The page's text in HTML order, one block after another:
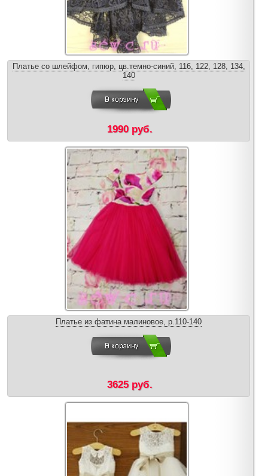
Платье со шлейфом, гипюр, цв.темно-синий, 116, 122, 128, 134,
140
1990 руб.
Платье из фатина малиновое, р.110-140
3625 руб.